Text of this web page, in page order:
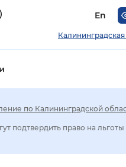
En
по Калининградской
подтвердить право на льготы